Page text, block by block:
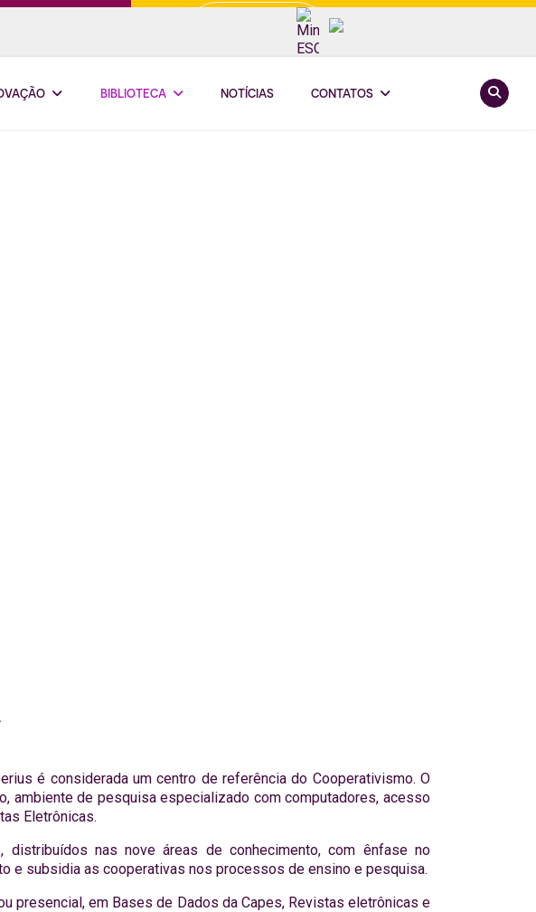
BIBLIOTECA NOTÍCIAS CONTATOS
é considerada um centro de referência do Cooperativismo. O
ambiente de pesquisa especializado com computadores, acesso
Eletrônicas.
nas nove áreas de conhecimento, com ênfase no
subsidia as cooperativas nos processos de ensino e pesquisa.
presencial, em Bases de Dados da Capes, Revistas eletrônicas e